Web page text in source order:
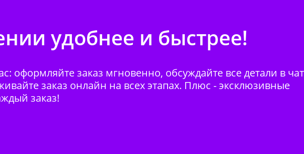
удобнее и быстрее!
оформляйте заказ мгновенно, обсуждайте все детали в
заказ онлайн на всех этапах. Плюс - эксклюзивные
заказ!